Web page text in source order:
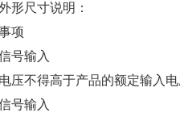
形尺寸说明：
项
号输入
压不得高于产品的额定输入
号输入